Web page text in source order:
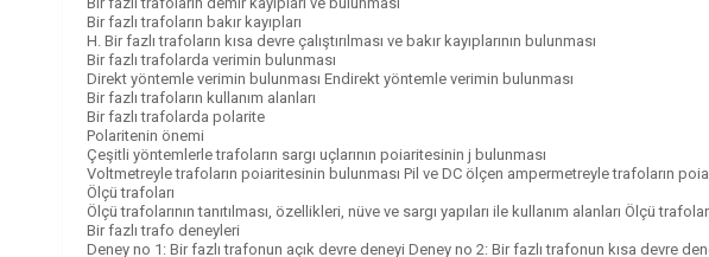
Bir fazlı trafoların bakır kayıpları
H. Bir fazlı trafoların kısa devre çalıştırılması ve bakır kayıplarının bulunması
Bir fazlı trafolarda verimin bulunması
Direkt yöntemle verimin bulunması Endirekt yöntemle verimin bulunması
Bir fazlı trafoların kullanım alanları
Bir fazlı trafolarda polarite
Polaritenin önemi
Çeşitli yöntemlerle trafoların sargı uçlarının poiaritesinin j bulunması
Voltmetreyle trafoların poiaritesinin bulunması Pil ve DC ölçen ampermetreyle trafoların
Ölçü trafoları
Ölçü trafolarının tanıtılması, özellikleri, nüve ve sargı yapıları ile kullanım alanları Ölçü
Bir fazlı trafo deneyleri
Deney no 1: Bir fazlı trafonun açık devre deneyi Deney no 2: Bir fazlı trafonun kısa devre